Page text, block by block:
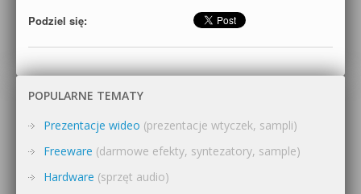
Podziel się:
POPULARNE TEMATY
Prezentacje wideo (prezentacje wtyczek, sampli)
Freeware (darmowe efekty, syntezatory, sample)
Hardware (sprzęt audio)